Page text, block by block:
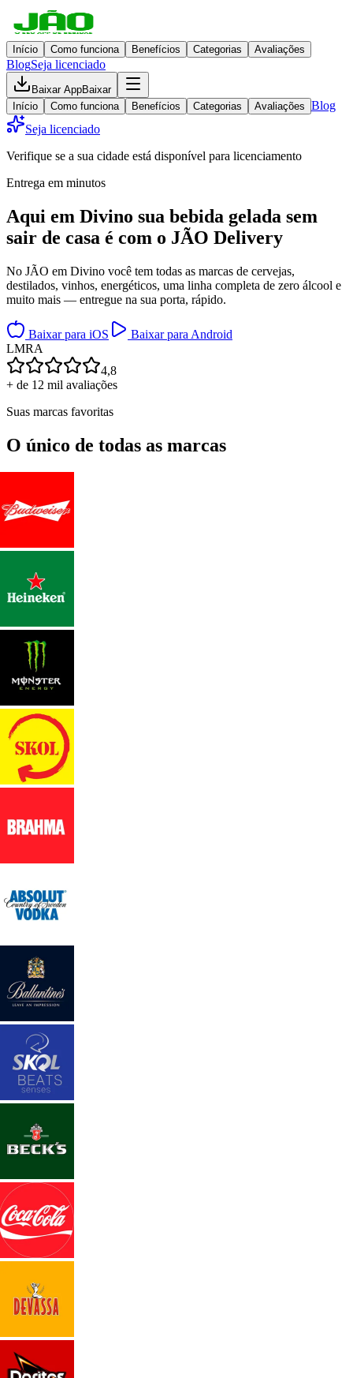
Início Como funciona Benefícios Categorias Avaliações
BlogSeja licenciado
Baixar AppBaixar
Início
Como funciona Benefícios Categorias Avaliações Blog
Seja licenciado
Verifique se a sua cidade está disponível para licenciamento
Entrega em minutos
Aqui em Divino sua bebida gelada sem
sair de casa é com o JÃO Delivery
No JÃO em Divino você tem todas as marcas de cervejas,
destilados, vinhos, energéticos, uma linha completa de zero álcool e
muito mais — entregue na sua porta, rápido.
Baixar para iOS
Baixar para Android
LMRA
4,8
+ de 12 mil avaliações
Suas marcas favoritas
O único de todas as marcas